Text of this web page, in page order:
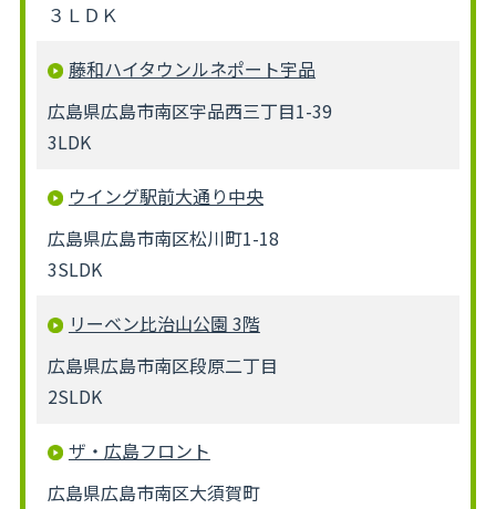
３ＬＤＫ
藤和ハイタウンルネポート宇品
広島県広島市南区宇品西三丁目1-39
3LDK
ウイング駅前大通り中央
広島県広島市南区松川町1-18
3SLDK
リーベン比治山公園 3階
広島県広島市南区段原二丁目
2SLDK
ザ・広島フロント
広島県広島市南区大須賀町